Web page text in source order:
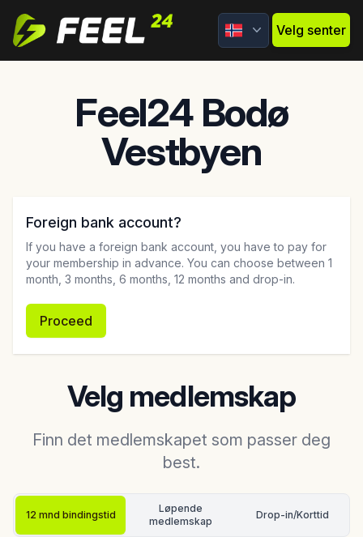
Feel24 Velg senter
Feel24 Bodø
Vestbyen
Foreign bank account?
If you have a foreign bank account, you have to pay for
your membership in advance. You can choose between 1
month, 3 months, 6 months, 12 months and drop-in.
Proceed
Velg medlemskap
Finn det medlemskapet som passer deg
best.
12 mnd bindingstid
Løpende
medlemskap
Drop-in/Korttid